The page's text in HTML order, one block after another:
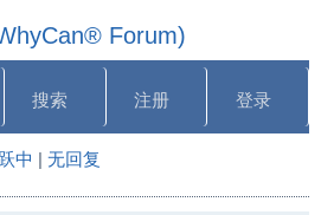
Forum)
搜索 注册 登录
中 | 无回复